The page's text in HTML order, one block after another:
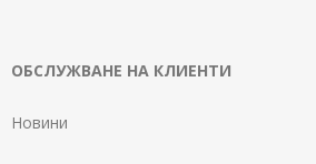
ОБСЛУЖВАНЕ НА КЛИЕНТИ
Новини